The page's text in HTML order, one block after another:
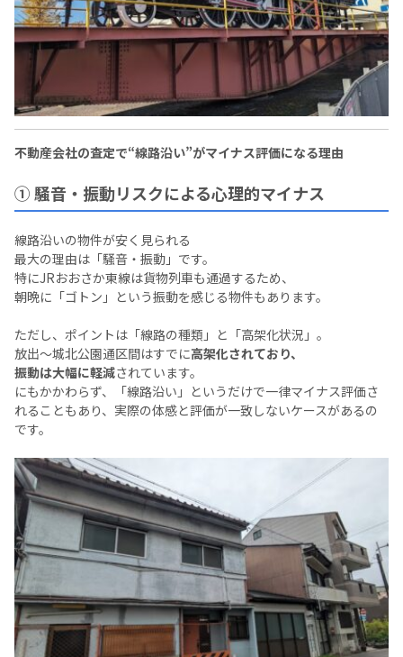
不動産会社の査定で“線路沿い”がマイナス評価になる理由
① 騒音・振動リスクによる心理的マイナス
線路沿いの物件が安く見られる
最大の理由は「騒音・振動」です。
特にJRおおさか東線は貨物列車も通過するため、
朝晩に「ゴトン」という振動を感じる物件もあります。
ただし、ポイントは「線路の種類」と「高架化状況」。
放出〜城北公園通区間はすでに高架化されており、
振動は大幅に軽減されています。
にもかかわらず、「線路沿い」というだけで一律マイナス評価さ
れることもあり、実際の体感と評価が一致しないケースがあるの
です。